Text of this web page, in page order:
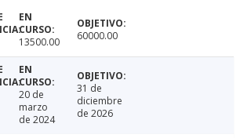
13500.00 60000.00
20 de
marzo
de 2024
31 de
diciembre
de 2026